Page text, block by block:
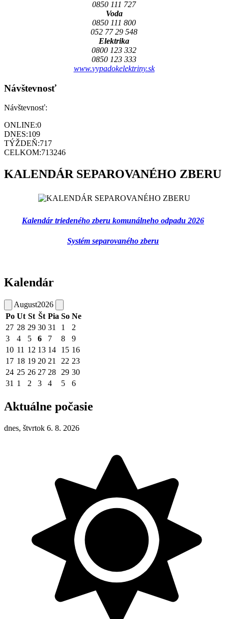
0850 111 727
Voda
0850 111 800
052 77 29 548
Elektrika
0800 123 332
0850 123 333
www.vypadokelektriny.sk
Návštevnosť
Návštevnosť:
ONLINE:0
DNES:109
TÝŽDEŇ:717
CELKOM:713246
KALENDÁR SEPAROVANÉHO ZBERU
Kalendár triedeného zberu komunálneho odpadu 2026
Systém separovaného zberu
Kalendár
August2026
Po Ut St Št Pia So Ne
27 28 29 30 31 1
2
3
4 5 6 7 8
9
10 11 12 13 14 15 16
17 18 19 20 21 22 23
24 25 26 27 28 29 30
31 1 2 3 4 5 6
Aktuálne počasie
dnes, štvrtok 6. 8. 2026